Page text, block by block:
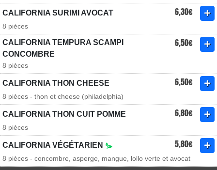
CALIFORNIA SURIMI AVOCAT 6,30€
8 pièces
CALIFORNIA TEMPURA SCAMPI
CONCOMBRE
6,50€
8 pièces
CALIFORNIA THON CHEESE 6,50€
8 pièces - thon et cheese (philadelphia)
CALIFORNIA THON CUIT POMME 6,80€
8 pièces
CALIFORNIA VÉGÉTARIEN 5,80€
8 pièces - concombre, asperge, mangue, lollo verte et avocat